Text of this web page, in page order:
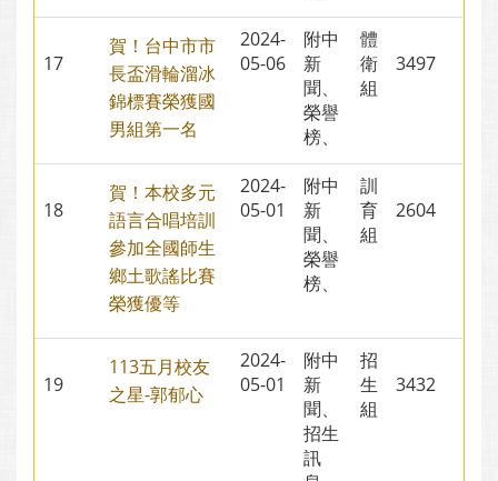
17
賀！台中市市
長盃滑輪溜冰
錦標賽榮獲國
男組第一名
2024-
05-06
附中
新
聞、
榮譽
榜、
體
衛
組
3497
18
賀！本校多元
語言合唱培訓
參加全國師生
鄉土歌謠比賽
榮獲優等
2024-
05-01
附中
新
聞、
榮譽
榜、
訓
育
組
2604
19
113五月校友
之星-郭郁心
2024-
05-01
附中
新
聞、
招生
訊
招
生
組
3432